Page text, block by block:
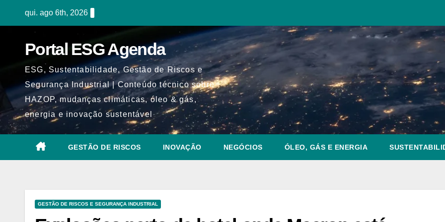
qui. ago 6th, 2026
Portal ESG Agenda
ESG, Sustentabilidade, Gestão de Riscos e
Segurança Industrial | Conteúdo técnico sobre
HAZOP, mudanças climáticas, óleo & gás,
energia e inovação sustentável
GESTÃO DE RISCOS INOVAÇÃO NEGÓCIOS ÓLEO, GÁS E ENERGIA
GESTÃO DE RISCOS E SEGURANÇA INDUSTRIAL